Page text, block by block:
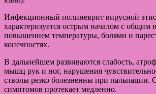
Инфекционный полиневрит вирусной
характеризуется острым началом с общим
повышением температуры, болями и
конечностях.
В дальнейшем развиваются слабость,
мышц рук и ног, нарушения
стволы резко болезненны при пальпации.
симптомов протекает медленно.